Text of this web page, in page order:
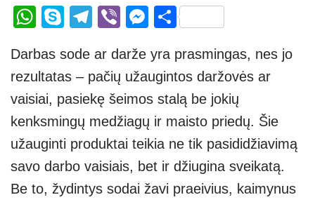
W
at
s
A
p
p
S
p
e
T
e
gr
a
m
Vi
er
M
ss
e
n
g
er
S
ar
e
Darbas sode ar darže yra prasmingas, nes jo
rezultatas – pačių užaugintos daržovės ar
vaisiai, pasiekę šeimos stalą be jokių
kenksmingų medžiagų ir maisto priedų. Šie
užauginti produktai teikia ne tik pasididžiavimą
savo darbo vaisiais, bet ir džiugina sveikatą.
Be to, žydintys sodai žavi praeivius, kaimynus